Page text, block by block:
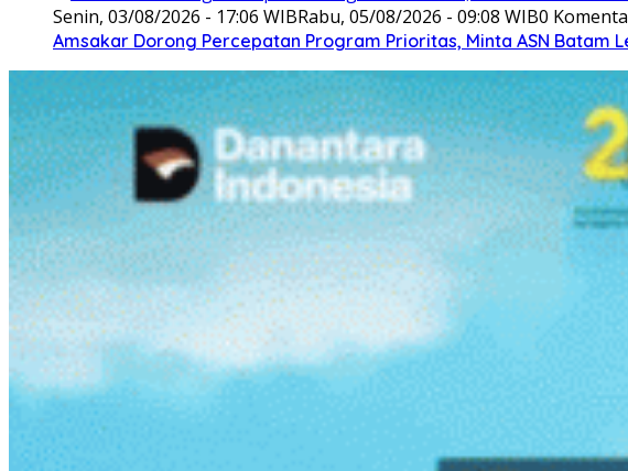
Senin, 03/08/2026 - 17:06 WIBRabu, 05/08/2026 - 09:08 WIB0
Amsakar Dorong Percepatan Program Prioritas, Minta ASN Batam